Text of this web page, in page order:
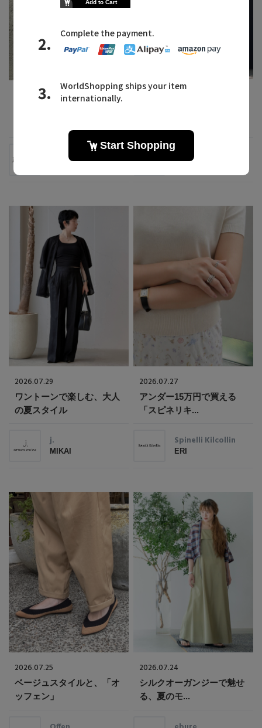
2026.07.30
MALUS PLAIN PEOPLE
2026.07.29
ワントーンで楽しむ、大人
の夏スタイル
j.
MIKAI
2026.07.27
アンダー15万円で買える
「スピネリキ...
Spinelli Kilcollin
ERI
2026.07.25
ベージュスタイルと、「オ
ッフェン」
2026.07.24
シルクオーガンジーで魅せ
る、夏のモ...